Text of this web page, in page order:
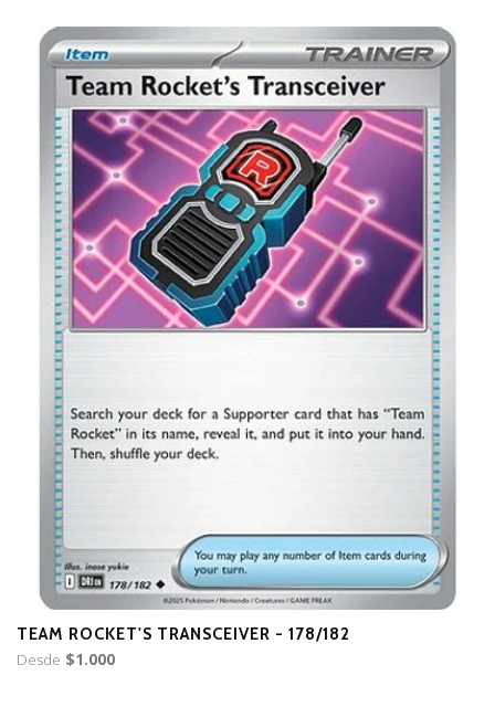
TEAM ROCKET'S TRANSCEIVER - 178/182
Desde $1.000